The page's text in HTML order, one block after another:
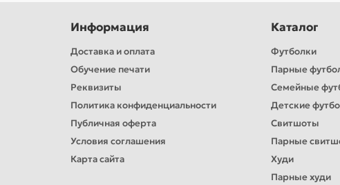
Информация
Доставка и оплата
Обучение печати
Реквизиты
Политика конфиденциальности
Публичная оферта
Условия соглашения
Карта сайта
Каталог
Футболки
Парные
Семейные
Детские
Свитшоты
Парные
Худи
Парные худи